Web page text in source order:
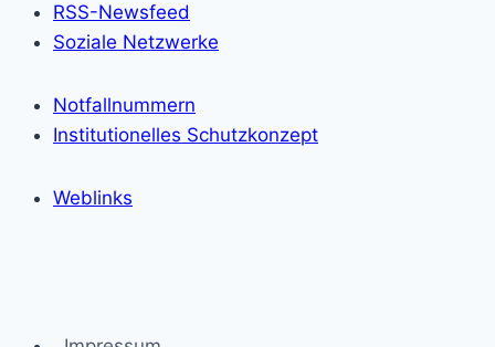
RSS-Newsfeed
Soziale Netzwerke
Notfallnummern
Institutionelles Schutzkonzept
Weblinks